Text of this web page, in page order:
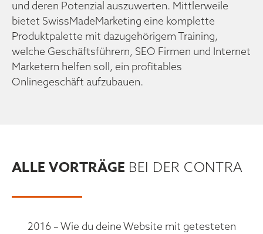
und deren Potenzial auszuwerten. Mittlerweile
bietet SwissMadeMarketing eine komplette
Produktpalette mit dazugehörigem Training,
welche Geschäftsführern, SEO Firmen und Internet
Marketern helfen soll, ein profitables
Onlinegeschäft aufzubauen.
ALLE VORTRÄGE BEI DER CONTRA
2016 – Wie du deine Website mit getesteten